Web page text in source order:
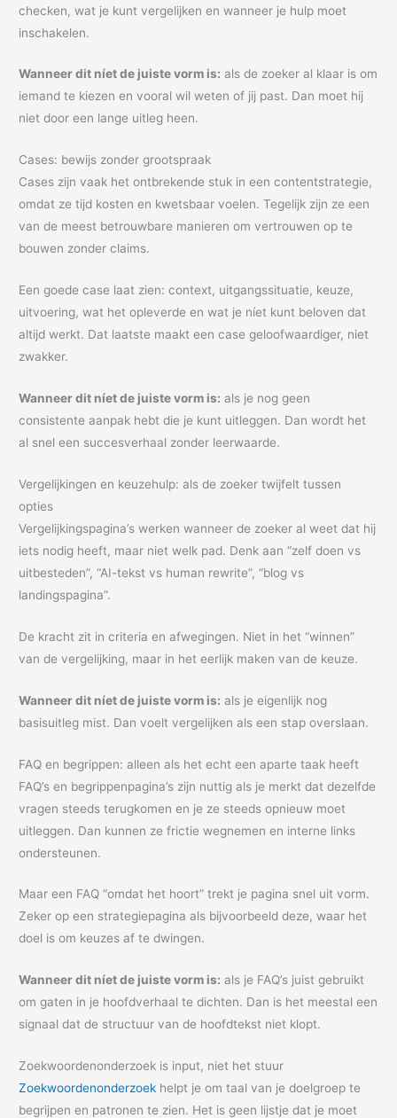
checken, wat je kunt vergelijken en wanneer je hulp moet
inschakelen.
Wanneer dit níet de juiste vorm is: als de zoeker al klaar is om
iemand te kiezen en vooral wil weten of jij past. Dan moet hij
niet door een lange uitleg heen.
Cases: bewijs zonder grootspraak
Cases zijn vaak het ontbrekende stuk in een contentstrategie,
omdat ze tijd kosten en kwetsbaar voelen. Tegelijk zijn ze een
van de meest betrouwbare manieren om vertrouwen op te
bouwen zonder claims.
Een goede case laat zien: context, uitgangssituatie, keuze,
uitvoering, wat het opleverde en wat je níet kunt beloven dat
altijd werkt. Dat laatste maakt een case geloofwaardiger, niet
zwakker.
Wanneer dit níet de juiste vorm is: als je nog geen
consistente aanpak hebt die je kunt uitleggen. Dan wordt het
al snel een succesverhaal zonder leerwaarde.
Vergelijkingen en keuzehulp: als de zoeker twijfelt tussen
opties
Vergelijkingspagina’s werken wanneer de zoeker al weet dat hij
iets nodig heeft, maar niet welk pad. Denk aan “zelf doen vs
uitbesteden”, “AI-tekst vs human rewrite”, “blog vs
landingspagina”.
De kracht zit in criteria en afwegingen. Niet in het “winnen”
van de vergelijking, maar in het eerlijk maken van de keuze.
Wanneer dit níet de juiste vorm is: als je eigenlijk nog
basisuitleg mist. Dan voelt vergelijken als een stap overslaan.
FAQ en begrippen: alleen als het echt een aparte taak heeft
FAQ’s en begrippenpagina’s zijn nuttig als je merkt dat dezelfde
vragen steeds terugkomen en je ze steeds opnieuw moet
uitleggen. Dan kunnen ze frictie wegnemen en interne links
ondersteunen.
Maar een FAQ “omdat het hoort” trekt je pagina snel uit vorm.
Zeker op een strategiepagina als bijvoorbeeld deze, waar het
doel is om keuzes af te dwingen.
Wanneer dit níet de juiste vorm is: als je FAQ’s juist gebruikt
om gaten in je hoofdverhaal te dichten. Dan is het meestal een
signaal dat de structuur van de hoofdtekst niet klopt.
Zoekwoordenonderzoek is input, niet het stuur
Zoekwoordenonderzoek helpt je om taal van je doelgroep te
begrijpen en patronen te zien. Het is geen lijstje dat je moet